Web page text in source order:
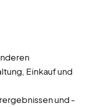
Einkauf und
und -